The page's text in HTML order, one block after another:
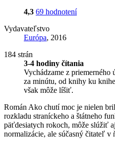
4,3 69 hodnotení
Vydavateľstvo
Európa, 2016
184 strán
3-4 hodiny čítania
Vychádzame z
za minútu, od knihy ku
však môže líšiť.
Román Ako chutí moc je nielen
rozkladu straníckeho a štátneho
päťdesiatych rokoch, môže slúžiť
normalizácie, ale súčasný čitateľ v